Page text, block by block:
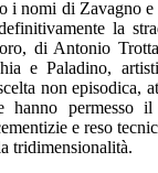
i nomi di Zavagno
la
di Antonio
e Paladino,
non episodica,
hanno permesso
e reso
tridimensionalità.